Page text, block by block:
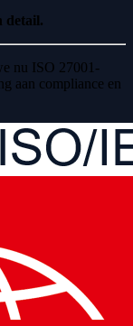
detail.
nu ISO 27001-
aan compliance en